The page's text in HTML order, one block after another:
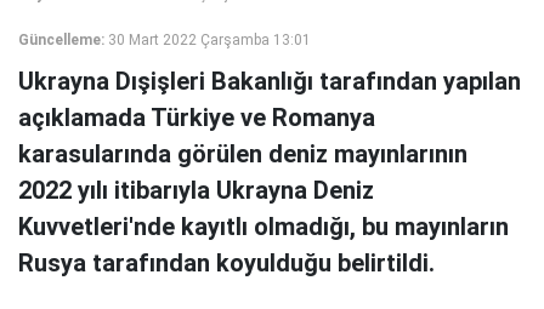
Güncelleme: 30 Mart 2022 Çarşamba 13:01
Ukrayna Dışişleri Bakanlığı tarafından yapılan
açıklamada Türkiye ve Romanya
karasularında görülen deniz mayınlarının
2022 yılı itibarıyla Ukrayna Deniz
Kuvvetleri'nde kayıtlı olmadığı, bu mayınların
Rusya tarafından koyulduğu belirtildi.